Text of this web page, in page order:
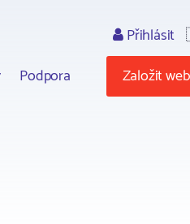
Podpora
Přihlásit
Založit